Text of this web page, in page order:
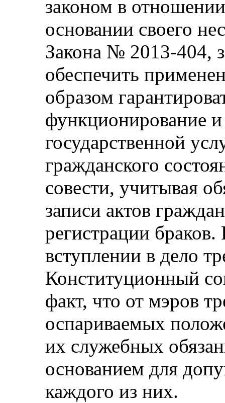
законом в
основании своего
Закона № 2013-404,
обеспечить
образом
функционирование и
государственной
гражданского
совести, учитывая
записи актов
регистрации браков.
вступлении в дело
Конституционный
факт, что от мэров
оспариваемых
их служебных
основанием для
каждого из них.